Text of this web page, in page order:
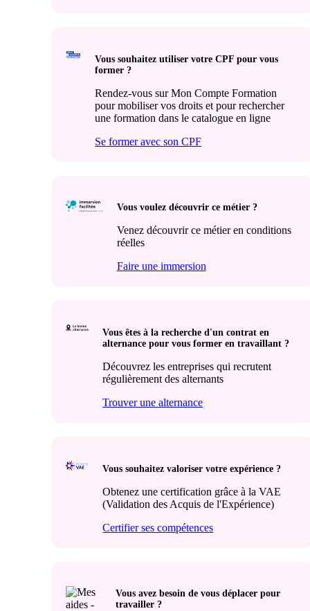
Vous souhaitez utiliser votre CPF pour vous
former ?
Rendez-vous sur Mon Compte Formation
pour mobiliser vos droits et pour rechercher
une formation dans le catalogue en ligne
Se former avec son CPF
Vous voulez découvrir ce métier ?
Venez découvrir ce métier en conditions
réelles
Faire une immersion
Vous êtes à la recherche d'un contrat en
alternance pour vous former en travaillant ?
Découvrez les entreprises qui recrutent
régulièrement des alternants
Trouver une alternance
Vous souhaitez valoriser votre expérience ?
Obtenez une certification grâce à la VAE
(Validation des Acquis de l'Expérience)
Certifier ses compétences
Vous avez besoin de vous déplacer pour
travailler ?